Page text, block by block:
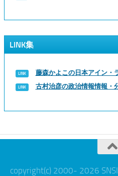
LINK集
藤森かよこの日本アイン・
古村治彦の政治情報情報・
copyright(c) 2000- 2026